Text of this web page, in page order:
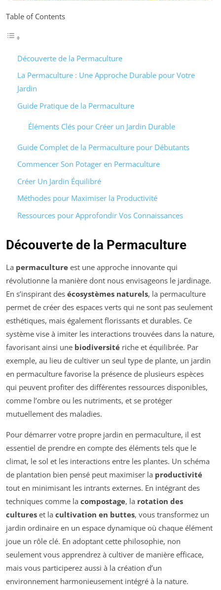
Table of Contents
Découverte de la Permaculture
La Permaculture : Une Approche Durable pour Votre
Jardin
Guide Pratique de la Permaculture
Éléments Clés pour Créer un Jardin Durable
Guide Complet de la Permaculture pour Débutants
Commencer Son Potager en Permaculture
Créer Un Jardin Équilibré
Méthodes pour Maximiser la Productivité
Ressources pour Approfondir Vos Connaissances
Découverte de la Permaculture
La permaculture est une approche innovante qui
révolutionne la manière dont nous envisageons le jardinage.
En s’inspirant des écosystèmes naturels, la permaculture
permet de créer des espaces verts qui ne sont pas seulement
esthétiques, mais également florissants et durables. Ce
système vise à imiter les interactions trouvées dans la nature,
favorisant ainsi une biodiversité riche et équilibrée. Par
exemple, au lieu de cultiver un seul type de plante, un jardin
en permaculture favorise la présence de plusieurs espèces
qui peuvent profiter des différentes ressources disponibles,
comme l’ombre ou les nutriments, et se protéger
mutuellement des maladies.
Pour démarrer votre propre jardin en permaculture, il est
essentiel de prendre en compte des éléments tels que le
climat, le sol et les interactions entre les plantes. Un schéma
de plantation bien pensé peut maximiser la productivité
tout en minimisant les intrants externes. En intégrant des
techniques comme la compostage, la rotation des
cultures et la cultivation en buttes, vous transformez un
jardin ordinaire en un espace dynamique où chaque élément
joue un rôle clé. En adoptant cette philosophie, non
seulement vous apprendrez à cultiver de manière efficace,
mais vous participerez aussi à la création d’un
environnement harmonieusement intégré à la nature.